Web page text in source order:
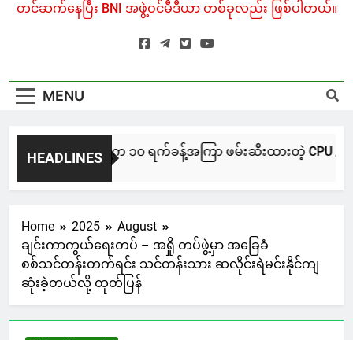
တင်ဆက်နေပြီး BNI အဖွဲ့ဝင်မီဒီယာ တစ်ခုလည်း ဖြစ်ပါတယ်။
MENU
HEADLINES
NUG မကွေးအဖွဲ့က ၁၀ ရက်ခန့်အကြာ ဖမ်းဆီးထားတဲ့ CPU /
17 Hours Ago
Home 2025
August
ချင်းကာကွယ်ရေးတပ် – အရှို တပ်ဖွဲ့မှာ အခြေခံ
စစ်သင်တန်းတက်ရင်း သင်တန်းသား ဆလိုင်းရဲမင်းနိုင်ကျ
ဆုံးခဲ့တယ်လို့ ထုတ်ပြန်